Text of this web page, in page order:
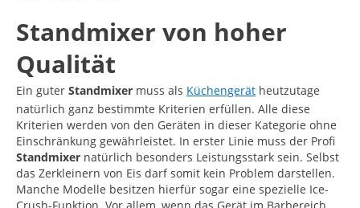
Standmixer von hoher
Qualität
Ein guter Standmixer muss als Küchengerät heutzutage
natürlich ganz bestimmte Kriterien erfüllen. Alle diese
Kriterien werden von den Geräten in dieser Kategorie ohne
Einschränkung gewährleistet. In erster Linie muss der Profi
Standmixer natürlich besonders Leistungsstark sein. Selbst
das Zerkleinern von Eis darf somit kein Problem darstellen.
Manche Modelle besitzen hierfür sogar eine spezielle Ice-